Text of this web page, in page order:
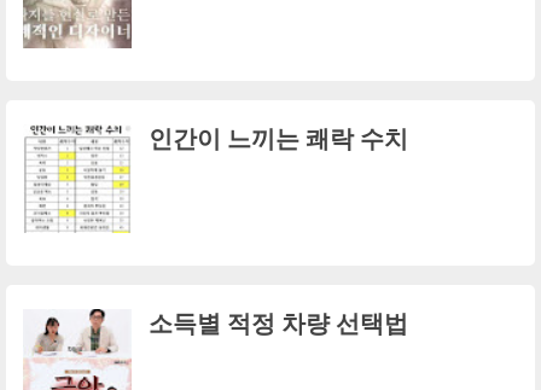
인간이 느끼는 쾌락 수치
소득별 적정 차량 선택법